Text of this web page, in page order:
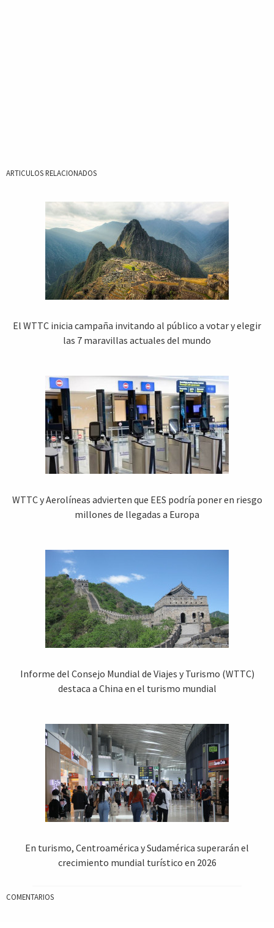
ARTICULOS RELACIONADOS
El WTTC inicia campaña invitando al público a votar y elegir
las 7 maravillas actuales del mundo
WTTC y Aerolíneas advierten que EES podría poner en riesgo
millones de llegadas a Europa
Informe del Consejo Mundial de Viajes y Turismo (WTTC)
destaca a China en el turismo mundial
En turismo, Centroamérica y Sudamérica superarán el
crecimiento mundial turístico en 2026
COMENTARIOS